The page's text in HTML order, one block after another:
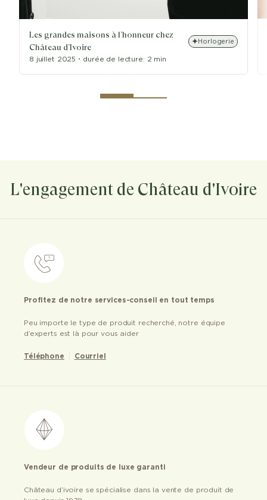
Les grandes maisons à l’honneur chez
Château d’Ivoire
Horlogerie
8 juillet 2025 ・ durée de lecture: 2 min
L'engagement de Château d'Ivoire
Profitez de notre services-conseil en tout temps
Peu importe le type de produit recherché, notre équipe
d’experts est là pour vous aider
Téléphone Courriel
Vendeur de produits de luxe garanti
Château d’ivoire se spécialise dans la vente de produit de